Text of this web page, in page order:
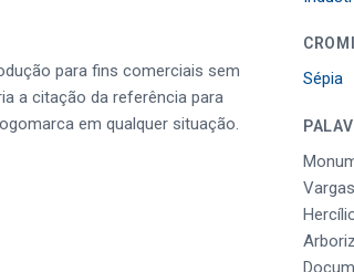
para fins comerciais sem
a citação da referência para
em qualquer situação.
Sépia